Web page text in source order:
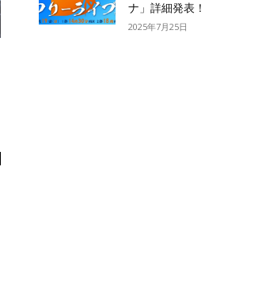
ナ」詳細発表！
2025年7月25日